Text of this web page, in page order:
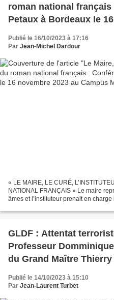
roman national
Petaux à Bordeaux le
Campus Maçonnique
Publié le 16/10/2023 à 17:16
Par Jean-Michel Dardour
« LE MAIRE, LE CURÉ,
NATIONAL FRANÇAIS » Le maire
âmes et l’instituteur prenait en
GLDF : Attentat
Professeur
du Grand Maître
Publié le 14/10/2023 à 15:10
Par Jean-Laurent Turbet